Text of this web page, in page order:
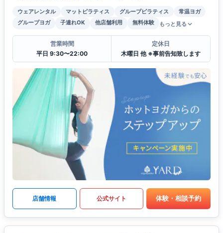
ウェアレンタル マットピラティス グループピラティス
常温ヨガ
グループヨガ
子連れOK 他店舗利用 無料体験 もっと見る
営業時間
平日 9:30〜22:00
定休日
木曜日 他 ※事前告知致します
店舗情報 公式サイト 体験・相談予約